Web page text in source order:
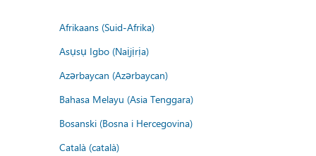
Afrikaans (Suid-Afrika)
Asụsụ Igbo (Naịjịrịa)
Azərbaycan (Azərbaycan)
Bahasa Melayu (Asia Tenggara)
Bosanski (Bosna i Hercegovina)
Català (català)